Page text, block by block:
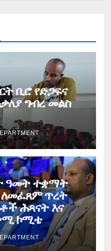
ቢሮ የድጋፍና
ግብረ መልስ
ዓመት ተቋማት
ጥረት
ሕጻናት እና
ኮሚቴ